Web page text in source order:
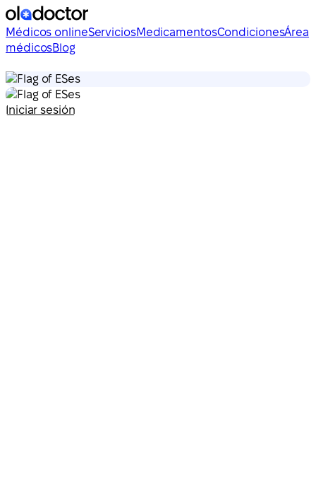
Médicos onlineServiciosMedicamentosCondicionesÁrea
médicosBlog
es
es
Iniciar sesión